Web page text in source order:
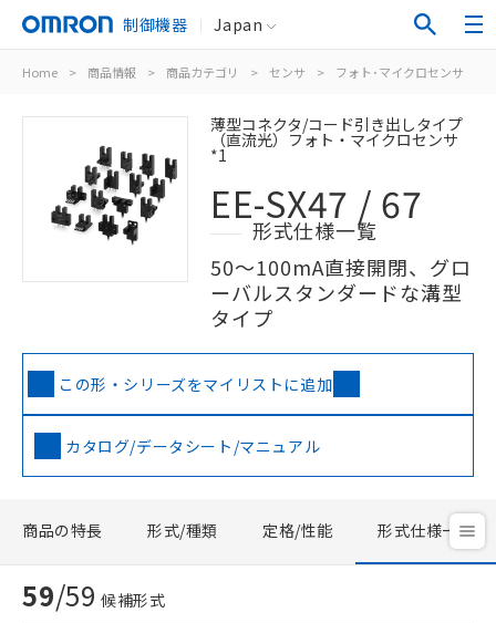
制御機器 Japan
Home > 商品情報 > 商品カテゴリ > センサ > フォト･マイクロセンサ
薄型コネクタ/コード引き出しタイプ
（直流光）フォト・マイクロセンサ
*1
EE-SX47 / 67
形式仕様一覧
50～100mA直接開閉、グロ
ーバルスタンダードな溝型
タイプ
この形・シリーズをマイリストに追加
カタログ/データシート/マニュアル
商品の特長 形式/種類 定格/性能 形式仕様一覧
59/59 候補形式